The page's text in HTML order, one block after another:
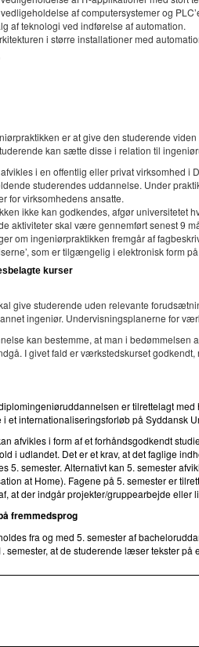
af computersystemer og
af teknologi ved indførelse af automation.
i større installationer med
er at give den studerende
kan sætte disse i relation til
i en offentlig eller privat virksomhed
studerendes uddannelse. Under
for virksomhedens ansatte.
ikke kan godkendes, afgør universitetet
aktiviteter skal være gennemført senest 9
om ingeniørpraktikken fremgår af
som er tilgængelig i elektronisk form
kurser
give studerende uden relevante
ingeniør. Undervisningsplanerne for
kan bestemme, at man i
I givet fald er værkstedskurset
er tilrettelagt
et internationaliseringsforløb på Syddansk
afvikles i form af et forhåndsgodkendt
i udlandet. Det er et krav, at det faglige
5. semester. Alternativt kan 5. semester
at Home). Fagene på 5. semester er
at der indgår projekter/gruppearbejde
fremmedsprog
fra og med 5. semester af
semester, at de studerende læser tekster